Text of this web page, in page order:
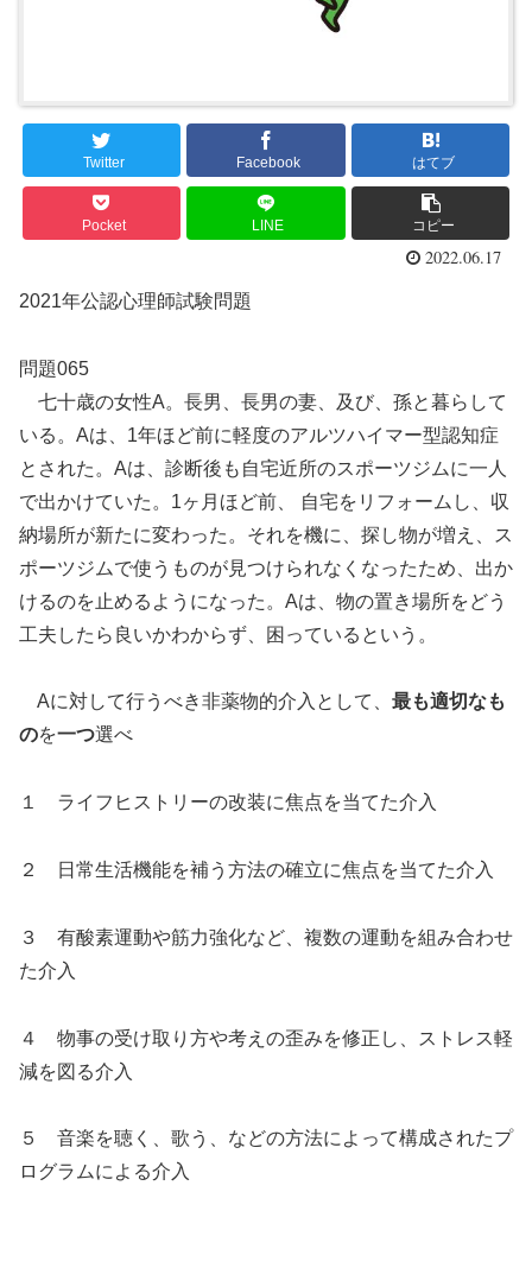
Twitter Facebook はてブ
Pocket LINE コピー
2022.06.17
2021年公認心理師試験問題
問題065
七十歳の女性A。長男、長男の妻、及び、孫と暮らして
いる。Aは、1年ほど前に軽度のアルツハイマー型認知症
とされた。Aは、診断後も自宅近所のスポーツジムに一人
で出かけていた。1ヶ月ほど前、 自宅をリフォームし、収
納場所が新たに変わった。それを機に、探し物が増え、ス
ポーツジムで使うものが見つけられなくなったため、出か
けるのを止めるようになった。Aは、物の置き場所をどう
工夫したら良いかわからず、困っているという。
Aに対して行うべき非薬物的介入として、 最も適切なも
のを一つ選べ
１ ライフヒストリーの改装に焦点を当てた介入
２ 日常生活機能を補う方法の確立に焦点を当てた介入
３ 有酸素運動や筋力強化など、複数の運動を組み合わせ
た介入
４ 物事の受け取り方や考えの歪みを修正し、ストレス軽
減を図る介入
５ 音楽を聴く、歌う、などの方法によって構成されたプ
ログラムによる介入